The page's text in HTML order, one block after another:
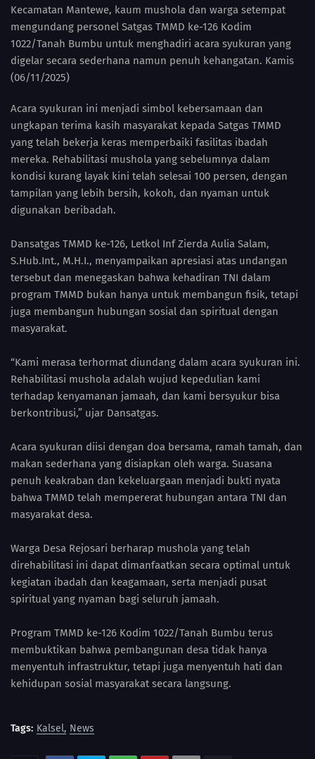
Kecamatan Mantewe, kaum mushola dan warga setempat
mengundang personel Satgas TMMD ke-126 Kodim
1022/Tanah Bumbu untuk menghadiri acara syukuran yang
digelar secara sederhana namun penuh kehangatan. Kamis
(06/11/2025)
Acara syukuran ini menjadi simbol kebersamaan dan
ungkapan terima kasih masyarakat kepada Satgas TMMD
yang telah bekerja keras memperbaiki fasilitas ibadah
mereka. Rehabilitasi mushola yang sebelumnya dalam
kondisi kurang layak kini telah selesai 100 persen, dengan
tampilan yang lebih bersih, kokoh, dan nyaman untuk
digunakan beribadah.
Dansatgas TMMD ke-126, Letkol Inf Zierda Aulia Salam,
S.Hub.Int., M.H.I., menyampaikan apresiasi atas undangan
tersebut dan menegaskan bahwa kehadiran TNI dalam
program TMMD bukan hanya untuk membangun fisik, tetapi
juga membangun hubungan sosial dan spiritual dengan
masyarakat.
“Kami merasa terhormat diundang dalam acara syukuran ini.
Rehabilitasi mushola adalah wujud kepedulian kami
terhadap kenyamanan jamaah, dan kami bersyukur bisa
berkontribusi,” ujar Dansatgas.
Acara syukuran diisi dengan doa bersama, ramah tamah, dan
makan sederhana yang disiapkan oleh warga. Suasana
penuh keakraban dan kekeluargaan menjadi bukti nyata
bahwa TMMD telah mempererat hubungan antara TNI dan
masyarakat desa.
Warga Desa Rejosari berharap mushola yang telah
direhabilitasi ini dapat dimanfaatkan secara optimal untuk
kegiatan ibadah dan keagamaan, serta menjadi pusat
spiritual yang nyaman bagi seluruh jamaah.
Program TMMD ke-126 Kodim 1022/Tanah Bumbu terus
membuktikan bahwa pembangunan desa tidak hanya
menyentuh infrastruktur, tetapi juga menyentuh hati dan
kehidupan sosial masyarakat secara langsung.
Tags: Kalsel News